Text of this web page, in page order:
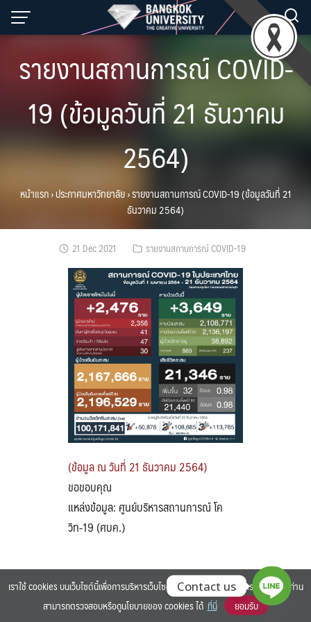
Skip
Search
รายงานสถานการณ์ COVID-
19 (ข้อมูลวันที่ 21 ธันวาคม
2564)
หน้าแรก›ประกาศมหาวิทยาลัย›รายงานสถานการณ์ COVID-19 (ข้อมูลวันที่ 21
ธันวาคม 2564)
21 Dec 2021 รายงานสถานการณ์ COVID-19
(ข้อมูล ณ วันที่ 21 ธันวาคม 2564)
ขอขอบคุณ
แหล่งข้อมูล: ศูนย์บริหารสถานการณ์ โค
วิท-19 (ศบค.)
©2025 BANGKOK UNIVERSITY. ALL RIGHTS RESERVED.
เราใช้ cookies บนเว็บไซต์นี้เพื่อการบริหารเว็บไซต์ และเพิ่มประสิทธิภาพการใช้งานของท่าน
สามารถตรวจสอบหรือดูนโยบายของ cookies ได้ ที่นี่ ยอมรับ
Contact us